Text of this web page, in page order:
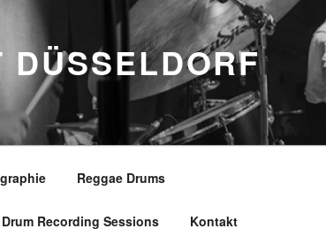
DÜSSELDORF
Reggae Drums
Recording Sessions Kontakt